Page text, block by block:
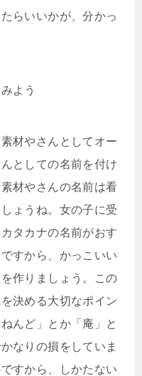
らいいかが、分かっ
よう
材やさんとしてオー
としての名前を付け
材やさんの名前は看
ょうね。女の子に受
タカナの名前がおす
すから、かっこいい
作りましょう。この
決める大切なポイン
んど」とか「庵」と
なりの損をしていま
すから、しかたない